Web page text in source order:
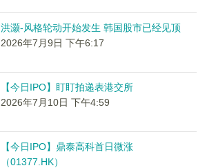
洪灏-风格轮动开始发生 韩国股市已经见顶
2026年7月9日 下午6:17
【今日IPO】盯盯拍递表港交所
2026年7月10日 下午4:59
【今日IPO】鼎泰高科首日微涨
（01377.HK）